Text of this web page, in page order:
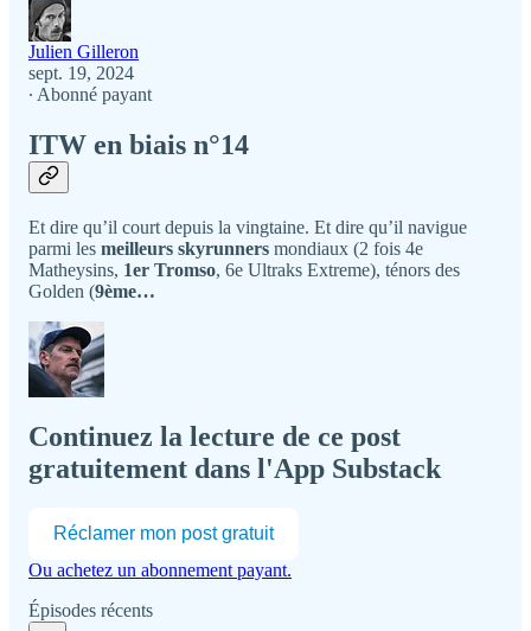
Julien Gilleron
sept. 19, 2024
∙ Abonné payant
ITW en biais n°14
Et dire qu’il court depuis la vingtaine. Et dire qu’il navigue
parmi les meilleurs skyrunners mondiaux (2 fois 4e
Matheysins, 1er Tromso, 6e Ultraks Extreme), ténors des
Golden (9ème…
Continuez la lecture de ce post
gratuitement dans l'App Substack
Réclamer mon post gratuit
Ou achetez un abonnement payant.
Épisodes récents